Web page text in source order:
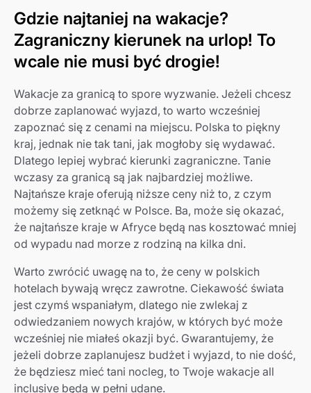
Gdzie najtaniej na wakacje?
Zagraniczny kierunek na urlop! To
wcale nie musi być drogie!
Wakacje za granicą to spore wyzwanie. Jeżeli chcesz
dobrze zaplanować wyjazd, to warto wcześniej
zapoznać się z cenami na miejscu. Polska to piękny
kraj, jednak nie tak tani, jak mogłoby się wydawać.
Dlatego lepiej wybrać kierunki zagraniczne. Tanie
wczasy za granicą są jak najbardziej możliwe.
Najtańsze kraje oferują niższe ceny niż to, z czym
możemy się zetknąć w Polsce. Ba, może się okazać,
że najtańsze kraje w Afryce będą nas kosztować mniej
od wypadu nad morze z rodziną na kilka dni.
Warto zwrócić uwagę na to, że ceny w polskich
hotelach bywają wręcz zawrotne. Ciekawość świata
jest czymś wspaniałym, dlatego nie zwlekaj z
odwiedzaniem nowych krajów, w których być może
wcześniej nie miałeś okazji być. Gwarantujemy, że
jeżeli dobrze zaplanujesz budżet i wyjazd, to nie dość,
że będziesz mieć tani nocleg, to Twoje wakacje all
inclusive będą w pełni udane.